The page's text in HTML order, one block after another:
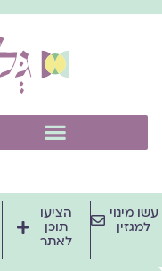
לתוכן
עשו מינוי
למגזין
הציעו
תוכן
לאתר